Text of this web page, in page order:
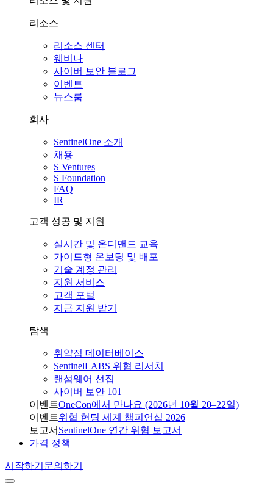
리소스
리소스 센터
웨비나
사이버 보안 블로그
이벤트
뉴스룸
회사
SentinelOne 소개
채용
S Ventures
S Foundation
FAQ
IR
고객 성공 및 지원
실시간 및 온디맨드 교육
가이드형 온보딩 및 배포
기술 계정 관리
지원 서비스
고객 포털
지금 지원 받기
탐색
취약점 데이터베이스
SentinelLABS 위협 리서치
랜섬웨어 선집
사이버 보안 101
이벤트OneCon에서 만나요 (2026년 10월 20–22일)
이벤트위협 헌팅 세계 챔피언십 2026
보고서 SentinelOne 연간 위협 보고서
가격 정책
시작하기 문의하기